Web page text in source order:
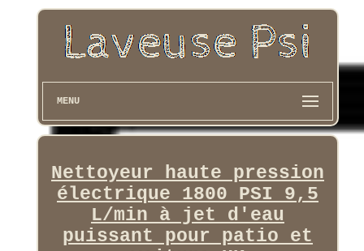
MENU
Nettoyeur haute pression
électrique 1800 PSI 9,5
L/min à jet d'eau
puissant pour patio et